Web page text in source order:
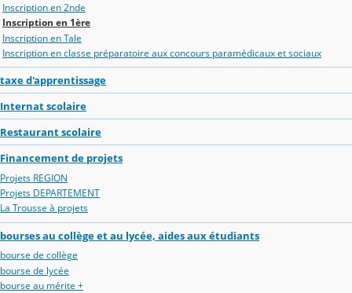
Inscription en 2nde
Inscription en 1ère
Inscription en Tale
Inscription en classe préparatoire aux concours paramédicaux et sociaux
taxe d'apprentissage
Internat scolaire
Restaurant scolaire
Financement de projets
Projets REGION
Projets DEPARTEMENT
La Trousse à projets
bourses au collège et au lycée, aides aux étudiants
bourse de collège
bourse de lycée
bourse au mérite +